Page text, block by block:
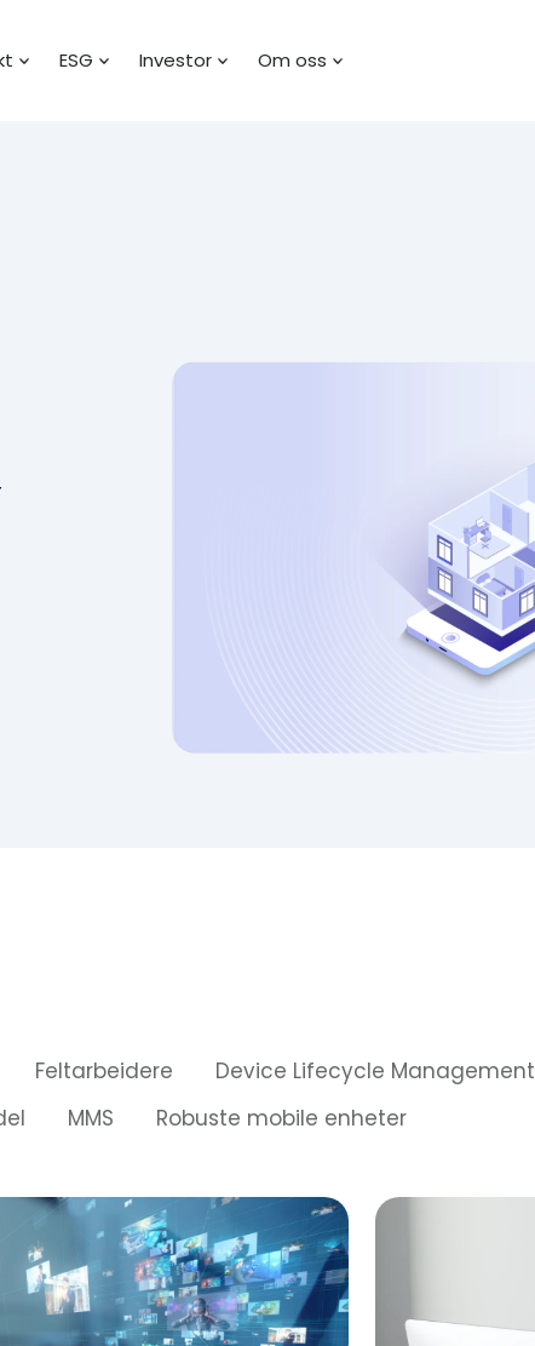
ESG Investor Om oss
Feltarbeidere
Device Lifecycle Management
MMS Robuste mobile enheter